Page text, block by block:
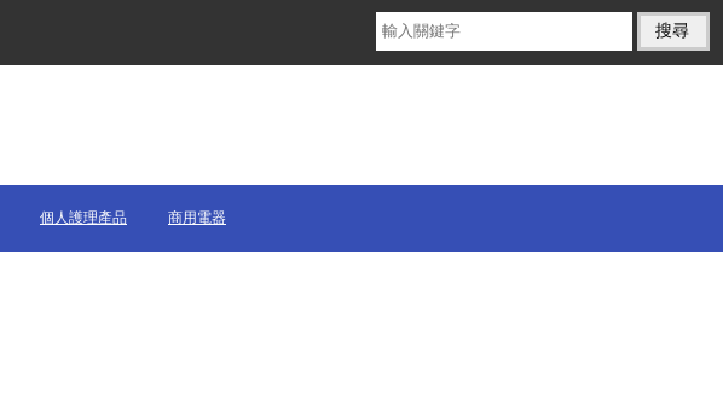
個人護理產品 商用電器